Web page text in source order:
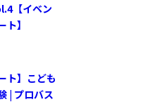
【イベン
ト】
ト】こども
| プロバス